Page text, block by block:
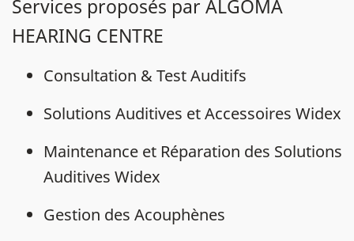
Services proposés par ALGOMA
HEARING CENTRE
Consultation & Test Auditifs
Solutions Auditives et Accessoires Widex
Maintenance et Réparation des Solutions
Auditives Widex
Gestion des Acouphènes